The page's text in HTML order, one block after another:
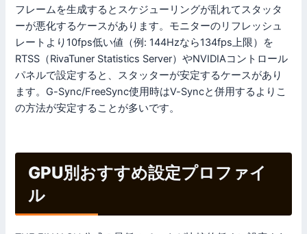
フレームを生成するとスケジューリングが乱れてスタッタ
ーが悪化するケースがあります。モニターのリフレッシュ
レートより10fps低い値（例: 144Hzなら134fps上限）を
RTSS（RivaTuner Statistics Server）やNVIDIAコントロール
パネルで設定すると、スタッターが安定するケースがあり
ます。G-Sync/FreeSync使用時はV-Syncと併用するよりこ
の方法が安定することが多いです。
GPU別おすすめ設定プロファイ
ル